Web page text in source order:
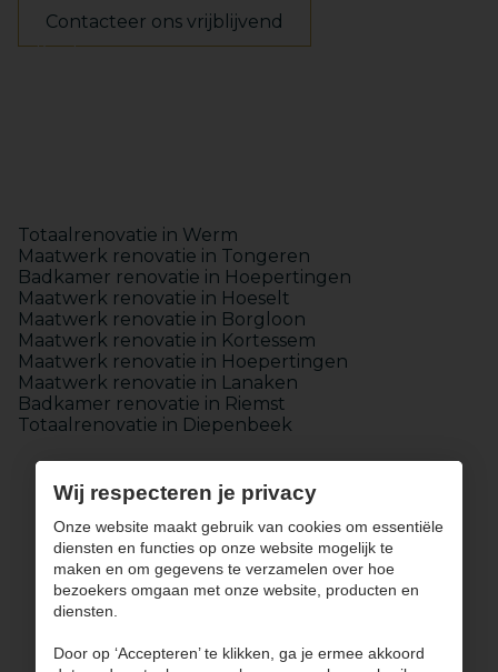
Contacteer ons vrijblijvend
Keukens
Totaalrenovatie in Werm
Maatwerk renovatie in Tongeren
Badkamer renovatie in Hoepertingen
Maatwerk renovatie in Hoeselt
Maatwerk renovatie in Borgloon
Maatwerk renovatie in Kortessem
Maatwerk renovatie in Hoepertingen
Maatwerk renovatie in Lanaken
Badkamer renovatie in Riemst
Totaalrenovatie in Diepenbeek
Keukens
Badkamers
Over JPCONCEPT Contact
Wij respecteren je privacy
Onze website maakt gebruik van cookies om essentiële
diensten en functies op onze website mogelijk te
maken en om gegevens te verzamelen over hoe
bezoekers omgaan met onze website, producten en
diensten.
Door op ‘Accepteren’ te klikken, ga je ermee akkoord